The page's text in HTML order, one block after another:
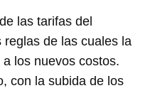
las tarifas del
de las cuales la
los nuevos costos.
con la subida de los